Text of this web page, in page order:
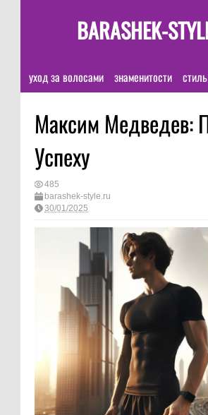
BARASHEK-
уход за волосами знаменитости стиль
Максим Медведев:
Успеху
485
barashek-style.ru
30/01/2025